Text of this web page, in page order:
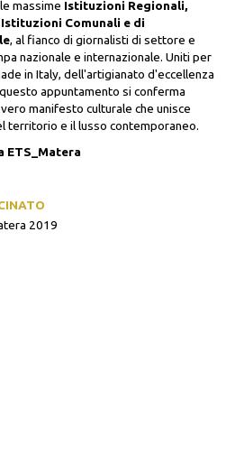
massime Istituzioni Regionali,
Comunali e di
, al fianco di giornalisti di settore e
nazionale e internazionale. Uniti per
in Italy, dell'artigianato d'eccellenza
appuntamento si conferma
manifesto culturale che unisce
territorio e il lusso contemporaneo.
ETS_Matera
2019